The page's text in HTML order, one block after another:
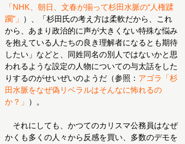
「NHK、朝日、文春が揃って杉田水脈の“人権蹂
躙”」
）、「杉田氏の考え方は柔軟だから、これ
から、あまり政治的に声が大きくない特殊な悩み
を抱えている人たちの良き理解者になるとも期待
したい」などと、同姓同名の別人ではないかと思
われるような設定の人物についての与太話をした
りするのがせいぜいのようだ（参照： アゴラ「杉
田水脈をなぜ偽リベラルはそんなに怖れるの
か？」
）。
それにしても、かつてのカリスマ公務員はなぜ
かくも多くの人々から反感を買い、多数のデモを